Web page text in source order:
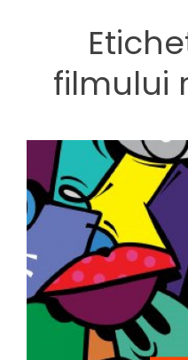
filmului